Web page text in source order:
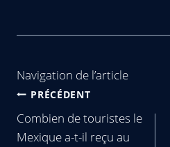
Navigation de l’article
PRÉCÉDENT
Combien de touristes le
Mexique a-t-il reçu au